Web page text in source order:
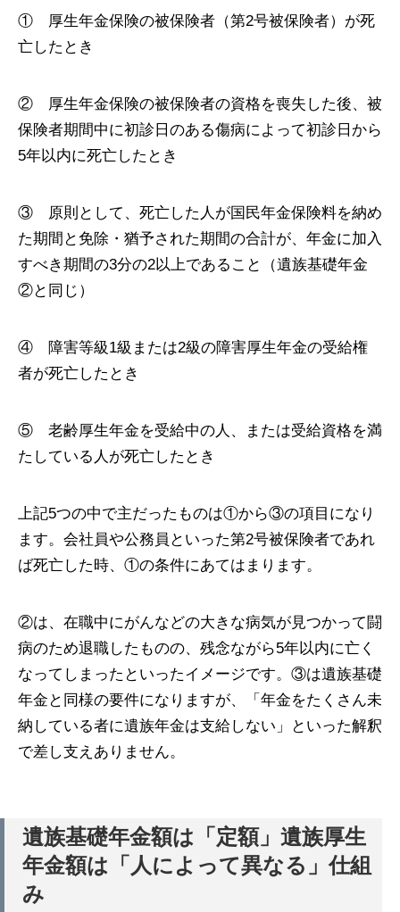
① 厚生年金保険の被保険者（第2号被保険者）が死
亡したとき
② 厚生年金保険の被保険者の資格を喪失した後、被
保険者期間中に初診日のある傷病によって初診日から
5年以内に死亡したとき
③ 原則として、死亡した人が国民年金保険料を納め
た期間と免除・猶予された期間の合計が、年金に加入
すべき期間の3分の2以上であること（遺族基礎年金
②と同じ）
④ 障害等級1級または2級の障害厚生年金の受給権
者が死亡したとき
⑤ 老齢厚生年金を受給中の人、または受給資格を満
たしている人が死亡したとき
上記5つの中で主だったものは①から③の項目になり
ます。会社員や公務員といった第2号被保険者であれ
ば死亡した時、①の条件にあてはまります。
②は、在職中にがんなどの大きな病気が見つかって闘
病のため退職したものの、残念ながら5年以内に亡く
なってしまったといったイメージです。③は遺族基礎
年金と同様の要件になりますが、「年金をたくさん未
納している者に遺族年金は支給しない」といった解釈
で差し支えありません。
遺族基礎年金額は「定額」遺族厚生
年金額は「人によって異なる」仕組
み